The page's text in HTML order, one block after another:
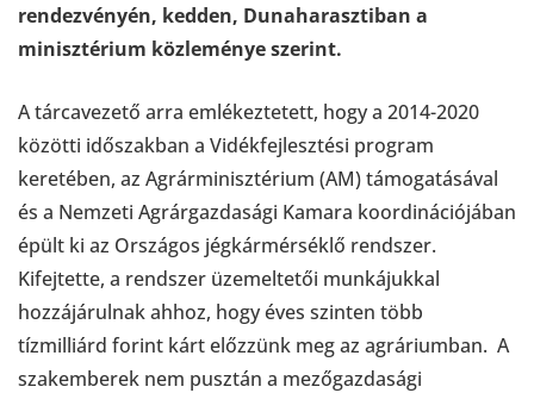
rendezvényén, kedden, Dunaharasztiban a
minisztérium közleménye szerint.
A tárcavezető arra emlékeztetett, hogy a 2014-2020
közötti időszakban a Vidékfejlesztési program
keretében, az Agrárminisztérium (AM) támogatásával
és a Nemzeti Agrárgazdasági Kamara koordinációjában
épült ki az Országos jégkármérséklő rendszer.
Kifejtette, a rendszer üzemeltetői munkájukkal
hozzájárulnak ahhoz, hogy éves szinten több
tízmilliárd forint kárt előzzünk meg az agráriumban. A
szakemberek nem pusztán a mezőgazdasági